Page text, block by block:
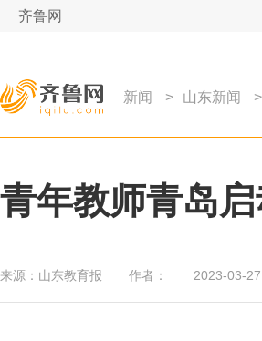
齐鲁网
新闻 > 山东新闻 >
青年教师青岛
来源： 山东教育报 作者： 2023-03-